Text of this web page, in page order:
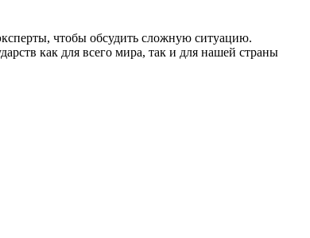
чтобы обсудить сложную ситуацию.
как для всего мира, так и для нашей страны